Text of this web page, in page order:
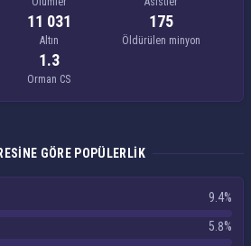
11 031
Altın
175
Öldürülen minyon
1.3
Orman CS
GÖRE POPÜLERLIK
9.4%
5.8%